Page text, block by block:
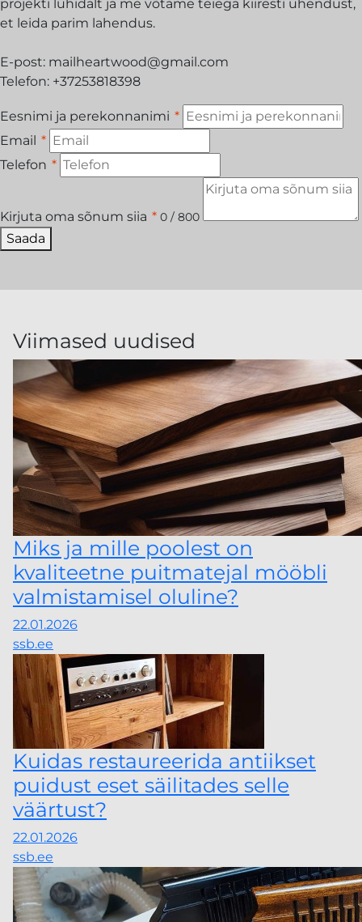
projekti lühidalt ja me võtame teiega kiiresti ühendust,
et leida parim lahendus.
E-post: mailheartwood@gmail.com
Telefon: +37253818398
Eesnimi ja perekonnanimi *
Email *
Telefon *
Kirjuta oma sõnum siia * 0 / 800
Saada
Viimased uudised
Miks ja mille poolest on
kvaliteetne puitmatejal mööbli
valmistamisel oluline?
22.01.2026
ssb.ee
Kuidas restaureerida antiikset
puidust eset säilitades selle
väärtust?
22.01.2026
ssb.ee